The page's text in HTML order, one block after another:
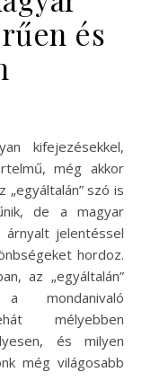
és
még akkor
„egyáltalán” szó is
de a magyar
árnyalt jelentéssel
hordoz.
az „egyáltalán”
mondanivaló
mélyebben
és milyen
még világosabb